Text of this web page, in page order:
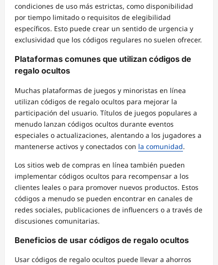
condiciones de uso más estrictas, como disponibilidad
por tiempo limitado o requisitos de elegibilidad
específicos. Esto puede crear un sentido de urgencia y
exclusividad que los códigos regulares no suelen ofrecer.
Plataformas comunes que utilizan códigos de
regalo ocultos
Muchas plataformas de juegos y minoristas en línea
utilizan códigos de regalo ocultos para mejorar la
participación del usuario. Títulos de juegos populares a
menudo lanzan códigos ocultos durante eventos
especiales o actualizaciones, alentando a los jugadores a
mantenerse activos y conectados con la comunidad.
Los sitios web de compras en línea también pueden
implementar códigos ocultos para recompensar a los
clientes leales o para promover nuevos productos. Estos
códigos a menudo se pueden encontrar en canales de
redes sociales, publicaciones de influencers o a través de
discusiones comunitarias.
Beneficios de usar códigos de regalo ocultos
Usar códigos de regalo ocultos puede llevar a ahorros